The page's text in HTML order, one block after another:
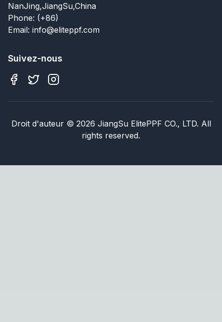
NanJing,JiangSu,China
Phone: (+86)
Email: info@eliteppf.com
Suivez-nous
Droit d'auteur© 2026 JiangSu ElitePPF CO., LTD. All
rights reserved.